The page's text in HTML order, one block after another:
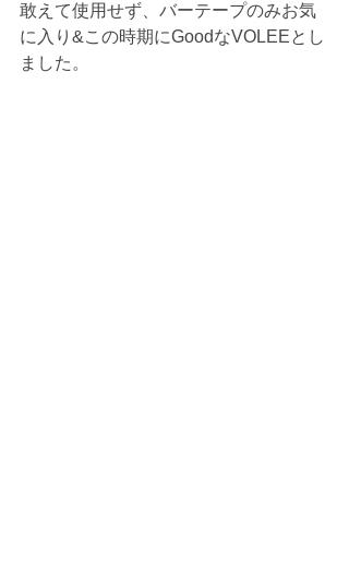
敢えて使用せず、バーテープのみお気
に入り&この時期にGoodなVOLEEとし
ました。